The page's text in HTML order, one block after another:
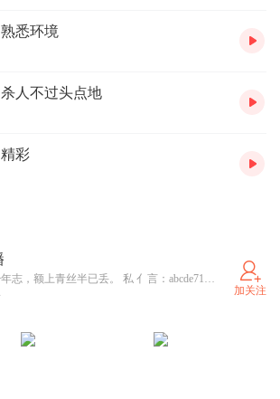
悉环境
人不过头点地
彩
胸中仍是少年志，额上青丝半已丢。 私 亻言：abcde71853
加关注